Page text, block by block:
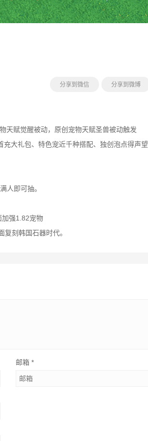
分享到微信 分享到微博
天赋觉醒被动，原创宠物天赋圣兽被动触发
充大礼包、特色宠近千种搭配、独创泡点得声望
人即可抽。
加强1.82宠物
刻韩国石器时代。
邮箱 *